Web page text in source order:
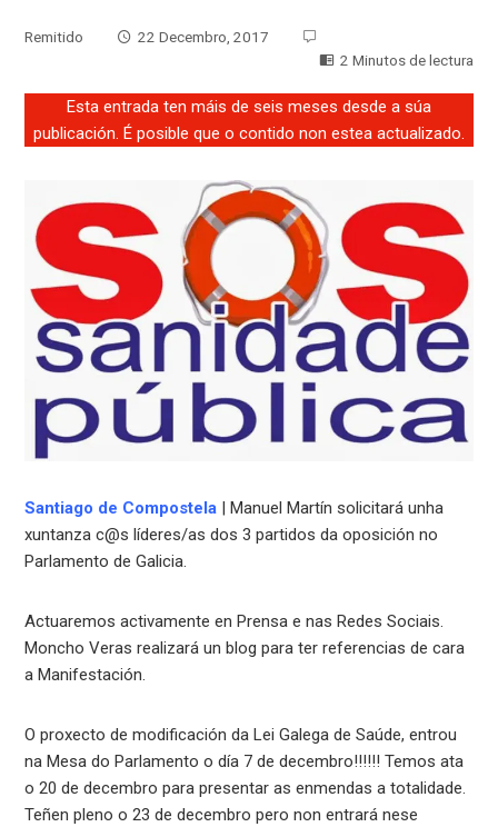
Remitido
22 Decembro, 2017
2 Minutos de lectura
Esta entrada ten máis de seis meses desde a súa
publicación. É posible que o contido non estea actualizado.
Santiago de Compostela | Manuel Martín solicitará unha
xuntanza c@s líderes/as dos 3 partidos da oposición no
Parlamento de Galicia.
Actuaremos activamente en Prensa e nas Redes Sociais.
Moncho Veras realizará un blog para ter referencias de cara
a Manifestación.
O proxecto de modificación da Lei Galega de Saúde, entrou
na Mesa do Parlamento o día 7 de decembro!!!!!! Temos ata
o 20 de decembro para presentar as enmendas a totalidade.
Teñen pleno o 23 de decembro pero non entrará nese